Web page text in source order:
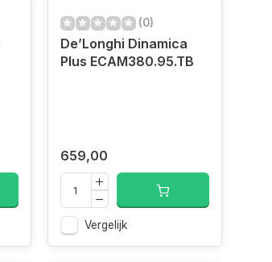
(0)
De’Longhi Dinamica
Plus ECAM380.95.TB
659,00
Vergelijk